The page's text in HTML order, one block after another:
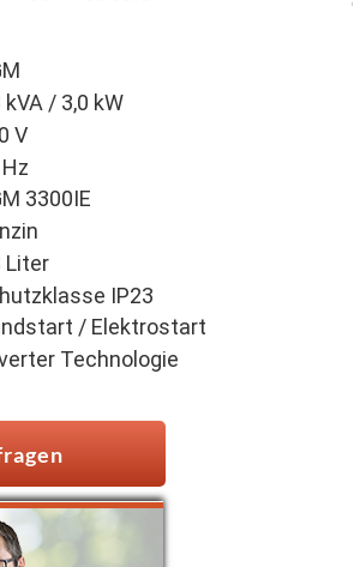
kVA / 3,0 kW
V
3300IE
Liter
IP23
/ Elektrostart
Technologie